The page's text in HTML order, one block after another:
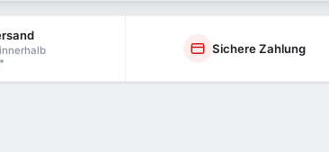
Sichere Zahlung